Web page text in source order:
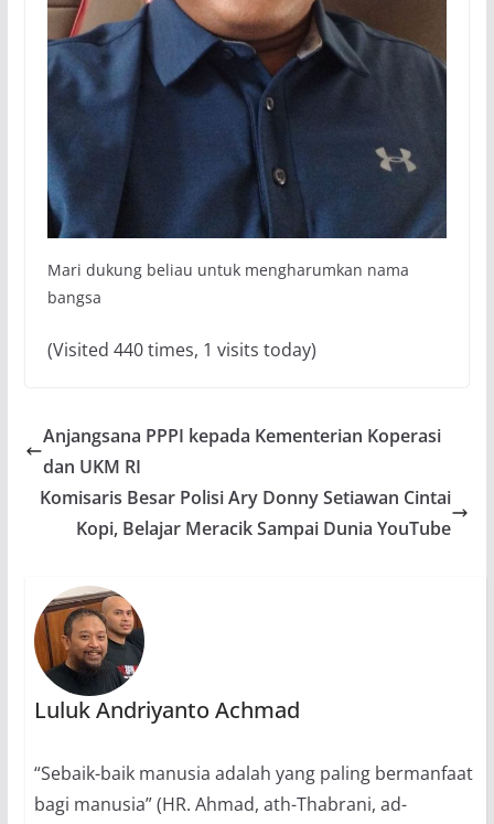
Mari dukung beliau untuk mengharumkan nama
bangsa
(Visited 440 times, 1 visits today)
Anjangsana PPPI kepada Kementerian Koperasi
dan UKM RI
Komisaris Besar Polisi Ary Donny Setiawan Cintai
Kopi, Belajar Meracik Sampai Dunia YouTube
Luluk Andriyanto Achmad
“Sebaik-baik manusia adalah yang paling bermanfaat
bagi manusia” (HR. Ahmad, ath-Thabrani, ad-